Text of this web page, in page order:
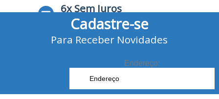
6x Sem Juros
no Cartão de Crédito
no Boleto Bancário e Pix
Cadastre-se
Para Receber Novidades
Endereço: